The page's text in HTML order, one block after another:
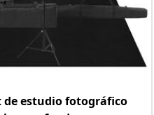
de estudio fotográfico